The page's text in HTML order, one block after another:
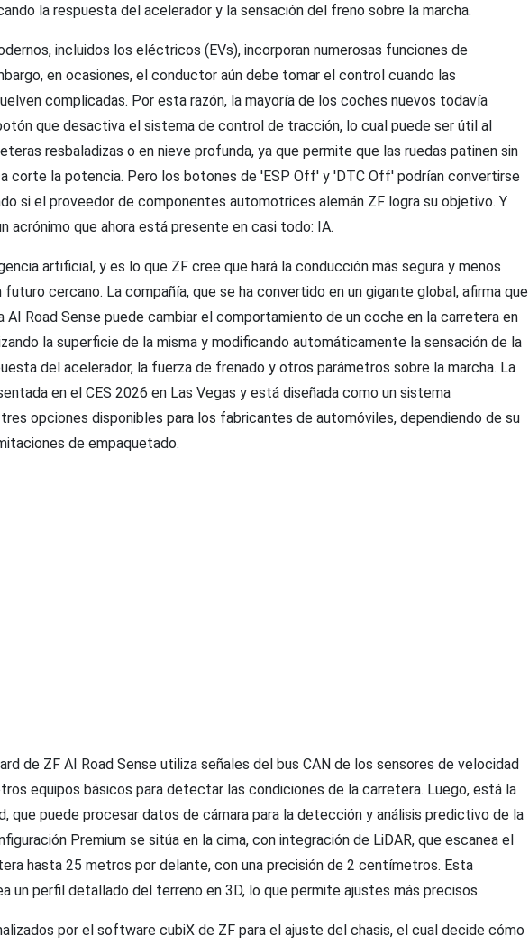
la respuesta del acelerador y la sensación del freno sobre la marcha.
incluidos los eléctricos (EVs), incorporan numerosas funciones de
en ocasiones, el conductor aún debe tomar el control cuando las
complicadas. Por esta razón, la mayoría de los coches nuevos todavía
que desactiva el sistema de control de tracción, lo cual puede ser útil al
resbaladizas o en nieve profunda, ya que permite que las ruedas patinen sin
corte la potencia. Pero los botones de 'ESP Off' y 'DTC Off' podrían convertirse
si el proveedor de componentes automotrices alemán ZF logra su objetivo. Y
acrónimo que ahora está presente en casi todo: IA.
artificial, y es lo que ZF cree que hará la conducción más segura y menos
cercano. La compañía, que se ha convertido en un gigante global, afirma que
AI Road Sense puede cambiar el comportamiento de un coche en la carretera en
la superficie de la misma y modificando automáticamente la sensación de la
del acelerador, la fuerza de frenado y otros parámetros sobre la marcha. La
en el CES 2026 en Las Vegas y está diseñada como un sistema
opciones disponibles para los fabricantes de automóviles, dependiendo de su
de empaquetado.
de ZF AI Road Sense utiliza señales del bus CAN de los sensores de velocidad
equipos básicos para detectar las condiciones de la carretera. Luego, está la
que puede procesar datos de cámara para la detección y análisis predictivo de la
Premium se sitúa en la cima, con integración de LiDAR, que escanea el
hasta 25 metros por delante, con una precisión de 2 centímetros. Esta
un perfil detallado del terreno en 3D, lo que permite ajustes más precisos.
por el software cubiX de ZF para el ajuste del chasis, el cual decide cómo